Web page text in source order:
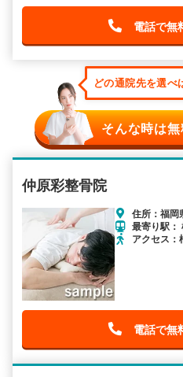
電話で無
どの通院先を選べ
そんな時は
仲原彩整骨院
住所：福
最寄り駅：
アクセス：
電話で無